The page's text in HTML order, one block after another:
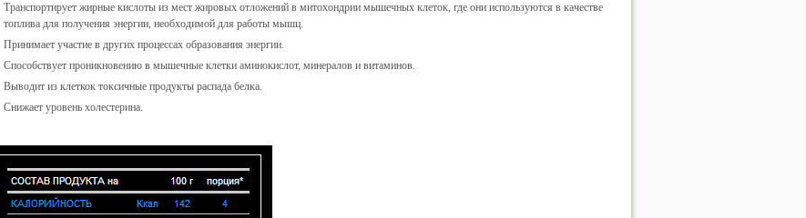
Транспортирует жирные кислоты из мест жировых отложений в митохондрии мышечных клеток, где они используются в качестве
топлива для получения энергии, необходимой для работы мышц.
Принимает участие в других процессах образования энергии.
Способствует проникновению в мышечные клетки аминокислот, минералов и витаминов.
Выводит из клеткок токсичные продукты распада белка.
Снижает уровень холестерина.